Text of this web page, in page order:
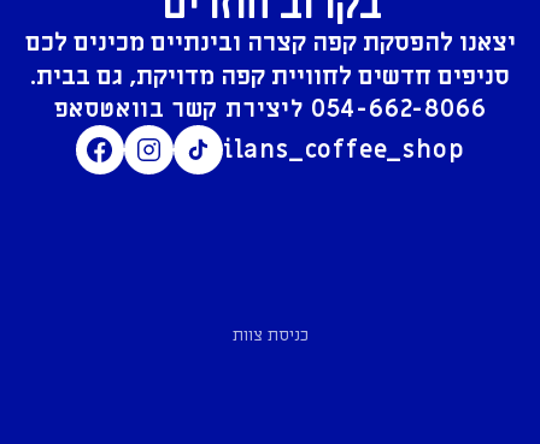
יצאנו להפסקת קפה קצרה ובינתיים מכינים לכם
סניפים חדשים לחוויית קפה מדויקת, גם בבית.
054-662-8066
ilans_coffee_shop
כניסת צוות